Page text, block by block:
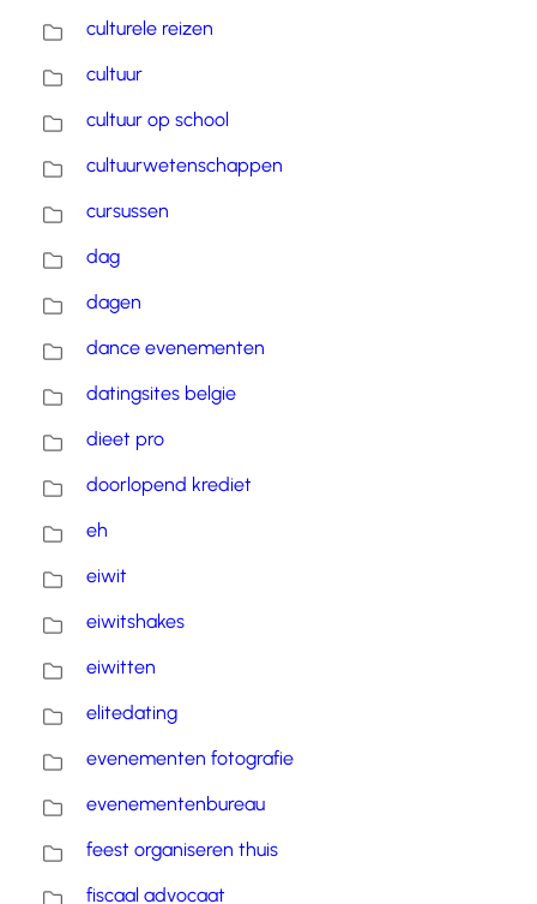
culturele reizen
cultuur
cultuur op school
cultuurwetenschappen
cursussen
dag
dagen
dance evenementen
datingsites belgie
dieet pro
doorlopend krediet
eh
eiwit
eiwitshakes
eiwitten
elitedating
evenementen fotografie
evenementenbureau
feest organiseren thuis
fiscaal advocaat